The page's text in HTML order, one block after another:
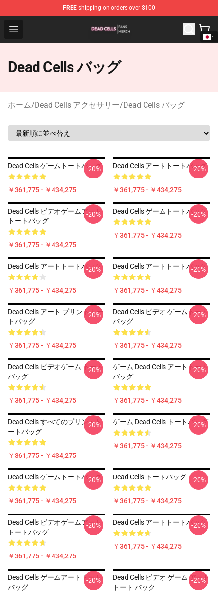
FREE shipping on orders over $100
Open menu
Dead Cells Shop - Official Dead Cells Merchandise Store
Dead Cells バッグ
ホーム/Dead Cells アクセサリー/Dead Cells バッグ
Dead Cells ゲームトートバッグ
￥361,775 - ￥434,275
-20% Dead Cells アートトートバッグ
￥361,775 - ￥434,275
-20%
Dead Cells ビデオゲームアート
トートバッグ
￥361,775 - ￥434,275
-20% Dead Cells ゲームトートバッグ
￥361,775 - ￥434,275
-20%
Dead Cells アートトートバッグ
￥361,775 - ￥434,275
-20% Dead Cells アートトートバッグ
￥361,775 - ￥434,275
-20%
Dead Cells アート プリントトー
トバッグ
￥361,775 - ￥434,275
-20%
Dead Cells ビデオ ゲームトート
バッグ
￥361,775 - ￥434,275
-20%
Dead Cells ビデオゲーム トート
バッグ
￥361,775 - ￥434,275
-20%
ゲーム Dead Cells アートトート
バッグ
￥361,775 - ￥434,275
-20%
Dead Cells すべてのプリントト
ートバッグ
￥361,775 - ￥434,275
-20% ゲーム Dead Cells トートバッグ
￥361,775 - ￥434,275
-20%
Dead Cells ゲームトートバッグ
￥361,775 - ￥434,275
-20% Dead Cells トートバッグ
￥361,775 - ￥434,275
-20%
Dead Cells ビデオゲームアート
トートバッグ
￥361,775 - ￥434,275
-20% Dead Cells アートトートバッグ
￥361,775 - ￥434,275
-20%
Dead Cells ゲームアートトート
バッグ
-20%
Dead Cells ビデオ ゲーム アート
トート バック
-20%